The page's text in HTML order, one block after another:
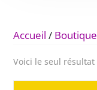
Accueil / Boutique
Voici le seul résultat